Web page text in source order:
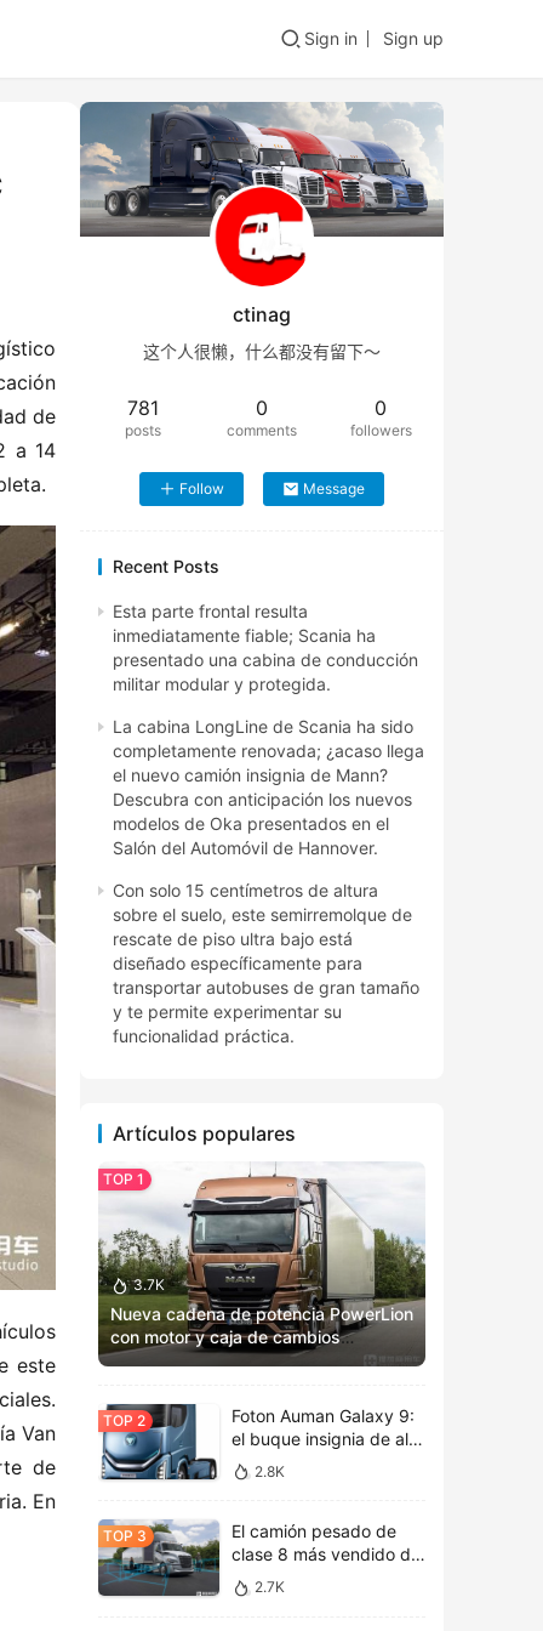
Sign in Sign up
de
a 14
este
Van
de
En
ctinag
这个人很懒，什么都没有留下～
781
posts
0
comments
0
followers
Follow Message
Recent Posts
Esta parte frontal resulta
inmediatamente fiable; Scania ha
presentado una cabina de conducción
militar modular y protegida.
La cabina LongLine de Scania ha sido
completamente renovada; ¿acaso llega
el nuevo camión insignia de Mann?
Descubra con anticipación los nuevos
modelos de Oka presentados en el
Salón del Automóvil de Hannover.
Con solo 15 centímetros de altura
sobre el suelo, este semirremolque de
rescate de piso ultra bajo está
diseñado específicamente para
transportar autobuses de gran tamaño
y te permite experimentar su
funcionalidad práctica.
Artículos populares
3.7K
Nueva cadena de potencia PowerLion
con motor y caja de cambios
totalmente renovados: Vista previa
Foton Auman Galaxy 9:
el buque insignia de alta
tecnología inaugura una
nueva era de estética
2.8K
El camión pesado de
clase 8 más vendido de
América del Norte, la
nueva cabina de vida
2.7K